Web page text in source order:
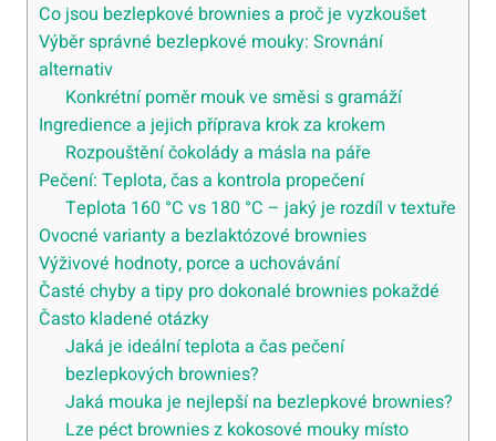
Co jsou bezlepkové brownies a proč je vyzkoušet
Výběr správné bezlepkové mouky: Srovnání
alternativ
Konkrétní poměr mouk ve směsi s gramáží
Ingredience a jejich příprava krok za krokem
Rozpouštění čokolády a másla na páře
Pečení: Teplota, čas a kontrola propečení
Teplota 160 °C vs 180 °C – jaký je rozdíl v textuře
Ovocné varianty a bezlaktózové brownies
Výživové hodnoty, porce a uchovávání
Časté chyby a tipy pro dokonalé brownies pokaždé
Často kladené otázky
Jaká je ideální teplota a čas pečení
bezlepkových brownies?
Jaká mouka je nejlepší na bezlepkové brownies?
Lze péct brownies z kokosové mouky místo